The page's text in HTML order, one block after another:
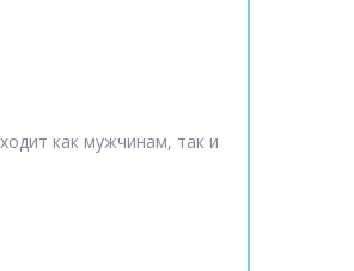
как мужчинам, так и